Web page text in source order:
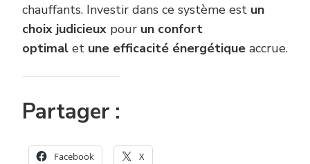
chauffants. Investir dans ce système est un
choix judicieux pour un confort
optimal et une efficacité énergétique accrue.
Partager :
Facebook X